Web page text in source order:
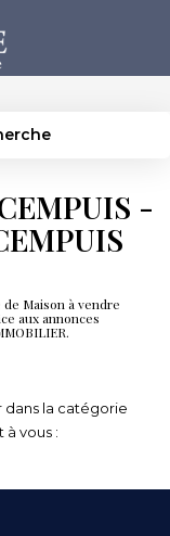
-
Maison à vendre
aux annonces
dans la catégorie
vous :